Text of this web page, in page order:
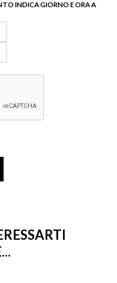
INDICA GIORNO E ORA A